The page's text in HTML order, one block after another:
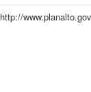
http://